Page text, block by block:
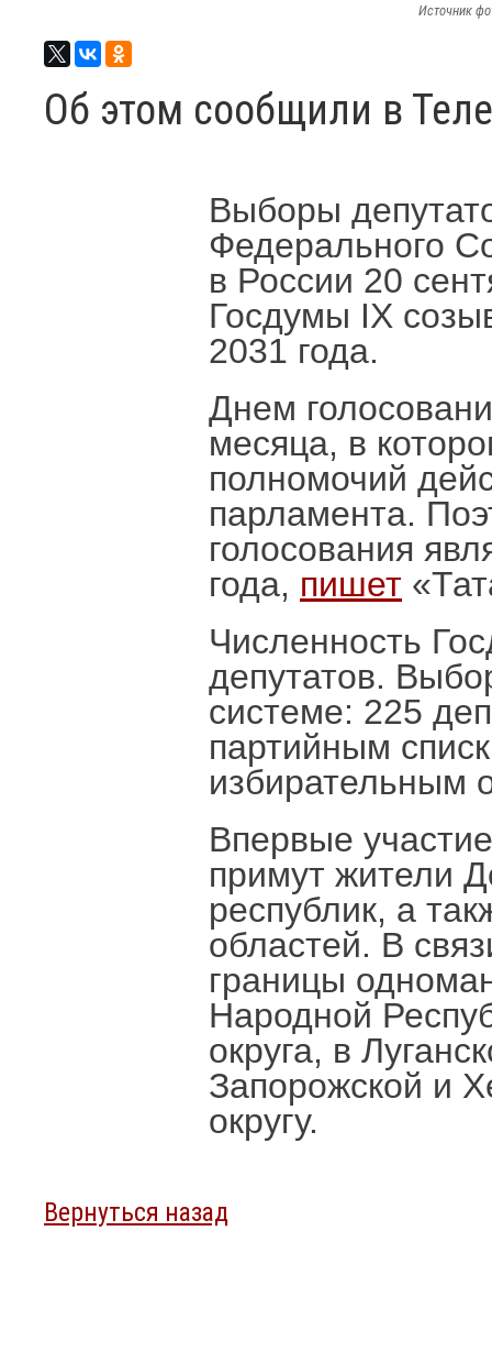
Источник
Об этом сообщили в
Выборы
Федерального
в России 20
Госдумы IX
2031 года.
Днем
месяца, в
полномочий
парламента.
голосования
года, пишет
Численность
депутатов.
системе: 225
партийным
избирательным
Впервые
примут жители
республик, а
областей. В
границы
Народной
округа, в
Запорожской и
округу.
Вернуться назад